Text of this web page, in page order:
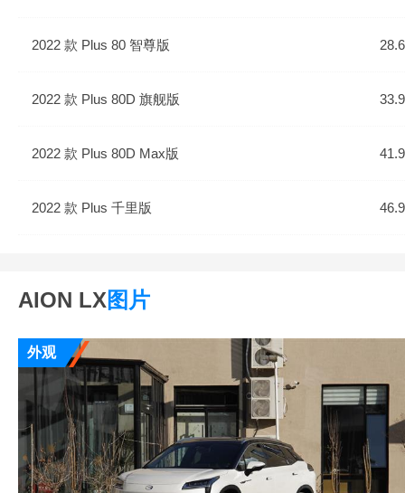
2022 款 Plus 80 智尊版
2022 款 Plus 80D 旗舰版
2022 款 Plus 80D Max版
2022 款 Plus 千里版
AION LX图片
外观